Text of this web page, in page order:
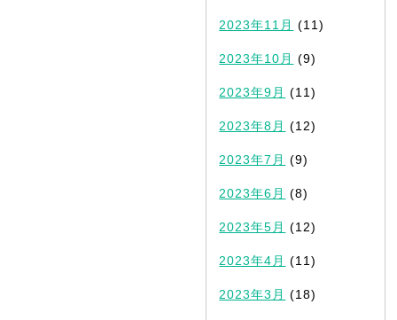
2023年11月 (11)
2023年10月 (9)
2023年9月 (11)
2023年8月 (12)
2023年7月 (9)
2023年6月 (8)
2023年5月 (12)
2023年4月 (11)
2023年3月 (18)